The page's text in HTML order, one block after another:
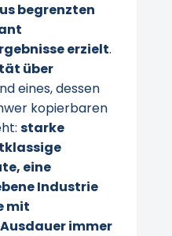
begrenzten
erzielt.
über
eines, dessen
kopierbaren
starke
eine
Industrie
mit
immer